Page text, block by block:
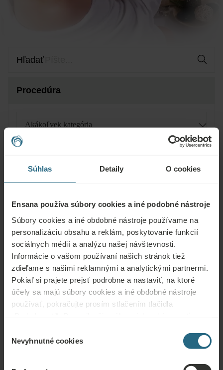
Súhlas Detaily O cookies
Ensana používa súbory cookies a iné podobné nástroje
Súbory cookies a iné obdobné nástroje používame na
personalizáciu obsahu a reklám, poskytovanie funkcií
sociálnych médií a analýzu našej návštevnosti.
Informácie o vašom používaní našich stránok tiež
zdieľame s našimi reklamnými a analytickými partnermi.
Pokiaľ si prajete prejsť podrobne a nastaviť, na ktoré
účely sa majú súbory cookies a iné obdobné nástroje
používať, pokračujte prosím stlačením tlačidla
súhlasu
Nevyhnutné cookies
Hľadať
Procedúra
Akákoľvek kategória
Prehľad na stiahnutie vo formáte PDF
Prírodná starostlivosť o pleť
Aromatická masáž
Masáže a rituály
Individuálna terapeutická procedúra 25 minút